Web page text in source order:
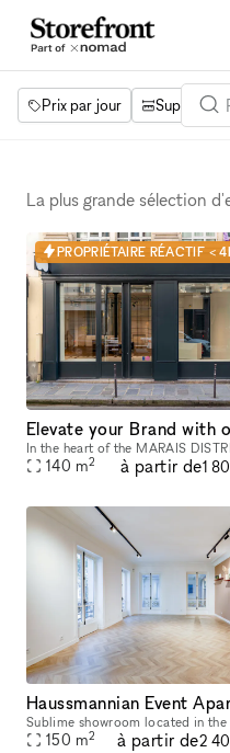
Prix par jour Superficie
La plus grande sélection
PROPRIÉTAIRE RÉACTIF <
140 m2 à partir de1
150 m2 à partir de2